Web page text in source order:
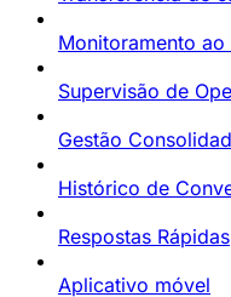
Monitoramento ao
Supervisão de
Gestão
Histórico de
Respostas Rápidas
Aplicativo móvel